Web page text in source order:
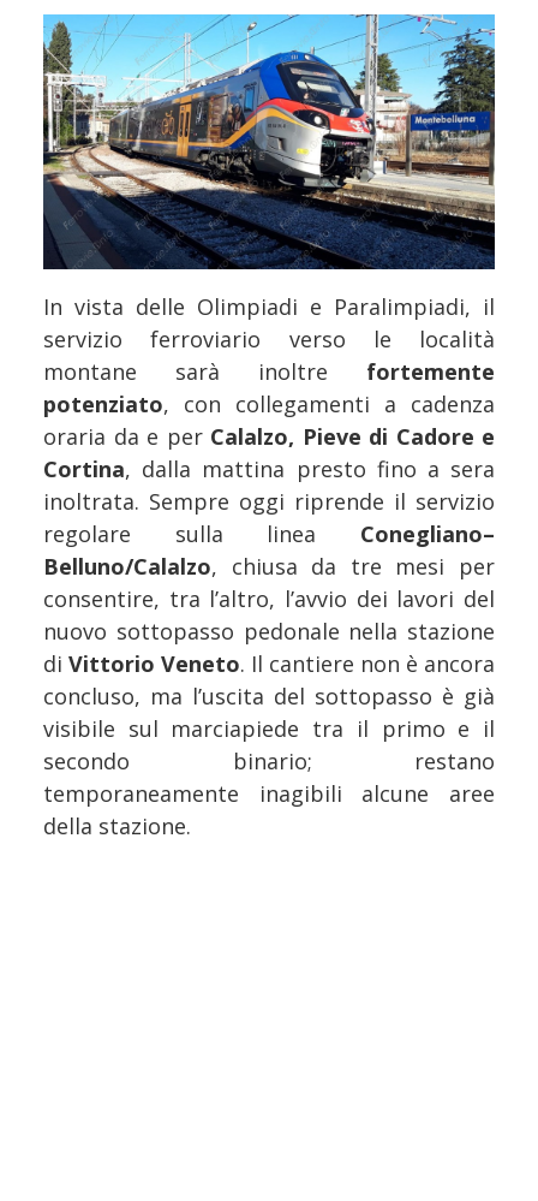
In vista delle Olimpiadi e Paralimpiadi, il
servizio ferroviario verso le località
montane sarà inoltre fortemente
potenziato, con collegamenti a cadenza
oraria da e per Calalzo, Pieve di Cadore e
Cortina, dalla mattina presto fino a sera
inoltrata. Sempre oggi riprende il servizio
regolare sulla linea Conegliano–
Belluno/Calalzo, chiusa da tre mesi per
consentire, tra l’altro, l’avvio dei lavori del
nuovo sottopasso pedonale nella stazione
di Vittorio Veneto. Il cantiere non è ancora
concluso, ma l’uscita del sottopasso è già
visibile sul marciapiede tra il primo e il
secondo binario; restano
temporaneamente inagibili alcune aree
della stazione.